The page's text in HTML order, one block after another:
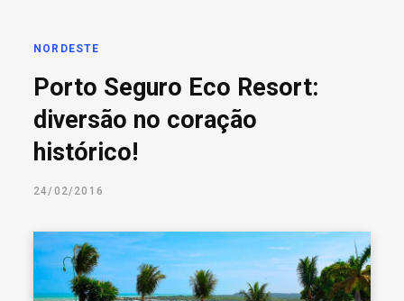
NORDESTE
Porto Seguro Eco Resort:
diversão no coração
histórico!
24/02/2016